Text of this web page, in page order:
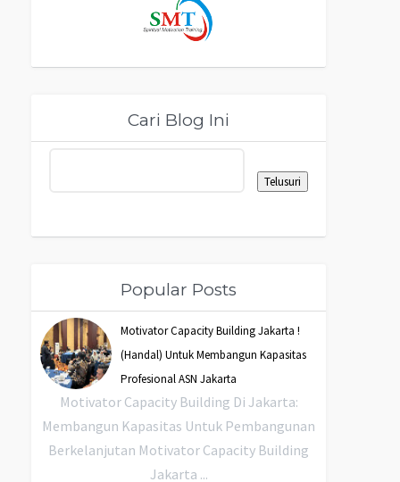
Cari Blog Ini
Popular Posts
Motivator Capacity Building Jakarta !
(Handal) Untuk Membangun Kapasitas
Profesional ASN Jakarta
Motivator Capacity Building Di Jakarta:
Membangun Kapasitas Untuk Pembangunan
Berkelanjutan Motivator Capacity Building
Jakarta ...